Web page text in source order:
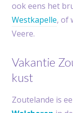
ook eens het
Westkapelle, of
Veere.
Vakantie
kust
Zoutelande is